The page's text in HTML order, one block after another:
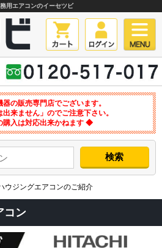
用エアコンのイーセツビ
の販売専門店でございます。
来ません」のでご注意下さい。
入は対応出来かねます ◆
ウジングエアコンのご紹介
コン